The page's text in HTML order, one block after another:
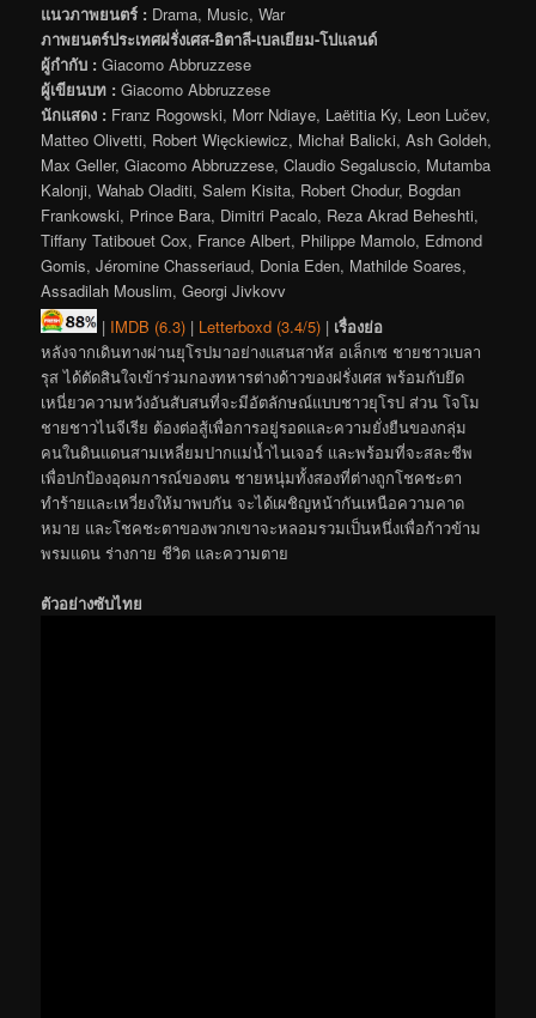
แนวภาพยนตร์ : Drama, Music, War
ภาพยนตร์ประเทศฝรั่งเศส-อิตาลี-เบลเยียม-โปแลนด์
ผู้กำกับ : Giacomo Abbruzzese
ผู้เขียนบท : Giacomo Abbruzzese
นักแสดง : Franz Rogowski, Morr Ndiaye, Laëtitia Ky, Leon Lučev,
Matteo Olivetti, Robert Więckiewicz, Michał Balicki, Ash Goldeh,
Max Geller, Giacomo Abbruzzese, Claudio Segaluscio, Mutamba
Kalonji, Wahab Oladiti, Salem Kisita, Robert Chodur, Bogdan
Frankowski, Prince Bara, Dimitri Pacalo, Reza Akrad Beheshti,
Tiffany Tatibouet Cox, France Albert, Philippe Mamolo, Edmond
Gomis, Jéromine Chasseriaud, Donia Eden, Mathilde Soares,
Assadilah Mouslim, Georgi Jivkovv
| IMDB (6.3)| Letterboxd (3.4/5)| เรื่องย่อ
หลังจากเดินทางผ่านยุโรปมาอย่างแสนสาหัส อเล็กเซ ชายชาวเบลา
รุส ได้ตัดสินใจเข้าร่วมกองทหารต่างด้าวของฝรั่งเศส พร้อมกับยึด
เหนี่ยวความหวังอันสับสนที่จะมีอัตลักษณ์แบบชาวยุโรป ส่วน โจโม
ชายชาวไนจีเรีย ต้องต่อสู้เพื่อการอยู่รอดและความยั่งยืนของกลุ่ม
คนในดินแดนสามเหลี่ยมปากแม่น้ำไนเจอร์ และพร้อมที่จะสละชีพ
เพื่อปกป้องอุดมการณ์ของตน ชายหนุ่มทั้งสองที่ต่างถูกโชคชะตา
ทำร้ายและเหวี่ยงให้มาพบกัน จะได้เผชิญหน้ากันเหนือความคาด
หมาย และโชคชะตาของพวกเขาจะหลอมรวมเป็นหนึ่งเพื่อก้าวข้าม
พรมแดน ร่างกาย ชีวิต และความตาย
ตัวอย่างซับไทย